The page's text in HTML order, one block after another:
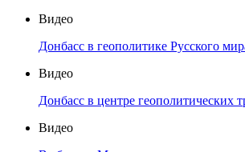
Видео
Донбасс в геополитике Русского
Видео
Донбасс в центре геополитических
Видео